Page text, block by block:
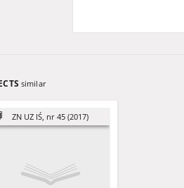
similar
ZN UZ IŚ, nr 45 (2017)